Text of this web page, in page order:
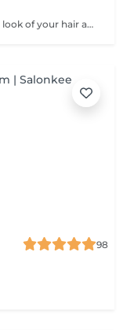
A restyle consists of changing the overall look of your hair and consultation with your barber.
98